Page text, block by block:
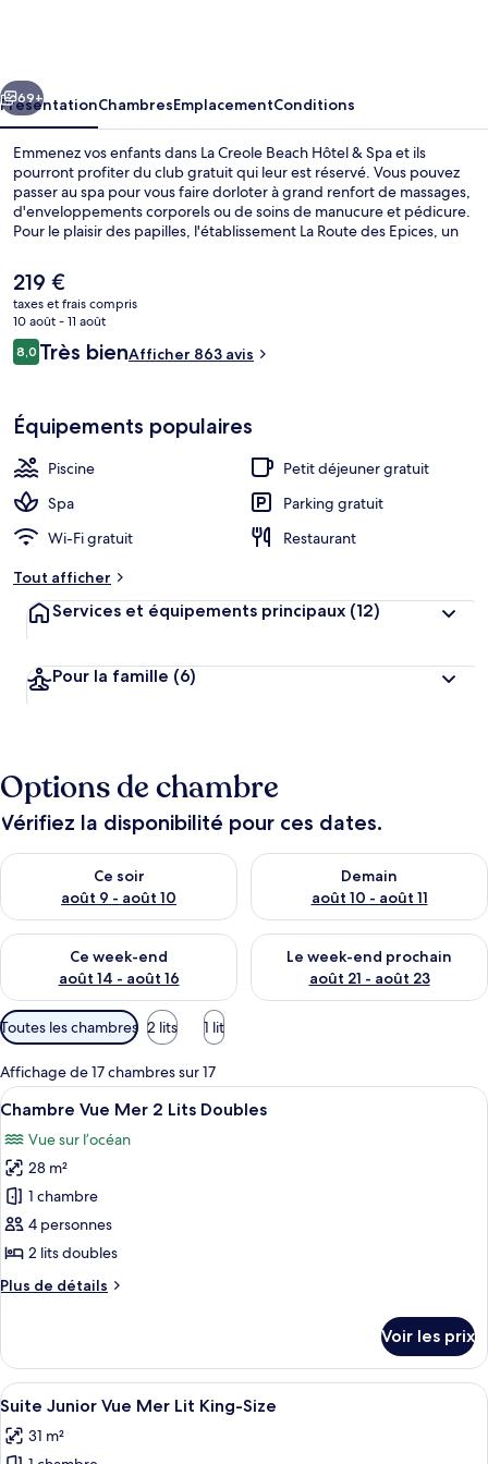
&
Spa
Suivant
69+
PrésentationChambresEmplacementConditions
Emmenez vos enfants dans La Creole Beach Hôtel & Spa et ils
pourront profiter du club gratuit qui leur est réservé. Vous pouvez
passer au spa pour vous faire dorloter à grand renfort de massages,
d'enveloppements corporels ou de soins de manucure et pédicure.
Pour le plaisir des papilles, l'établissement La Route des Epices, un
pour le petit déjeuner et le dîner. Une piscine extérieure, un bar en
bord de piscine et une salle de fitness figurent également parmi les
petits plus offerts. Les autres voyageurs ne disent que du bien en ce
qui concerne le personnel attentionné.
Le
prix
actuel
est
de
219 €
taxes et frais compris
10 août - 11 août
Avis
voyageurs
8,08,0 sur 10
Très bienAfficher 863 avis
Équipements populaires
Piscine
Petit déjeuner gratuit
Spa
Parking gratuit
Wi-Fi gratuit
Restaurant
Tout afficher
Services et équipements principaux (12)
Pour la famille (6)
Options de chambre
Vérifiez la disponibilité pour ces dates.
Ce soir
août 9 - août 10
Vérifier la disponibilité pour ce soir août 9 - août 10
Demain
août 10 - août 11
Vérifier la disponibilité pour
Ce week-end
août 14 - août 16
Vérifier la disponibilité pour ce week-end août 14 - août 16
Le week-end prochain
août 21 - août 23
Vérifier la disponibilité pour
Filtres
disponibles
pour
les
chambres
Toutes les chambres 2 lits 1 lit
Affichage de 17 chambres sur 17
Afficher
toutes
les
photos
pour
ce
type
chambre :
Mer
2
Lits
Doubles
Une chambre d’hôtel avec deux lits,
3
Chambre Vue Mer 2 Lits Doubles
Vue sur l’océan
28 m²
1 chambre
4 personnes
2 lits doubles
Plus de détails
Plus
le
type
de
Chambre
Voir les prix
Afficher
toutes
les
Une chambre d’hôtel moderne
2
Suite Junior Vue Mer Lit King-Size
31 m²